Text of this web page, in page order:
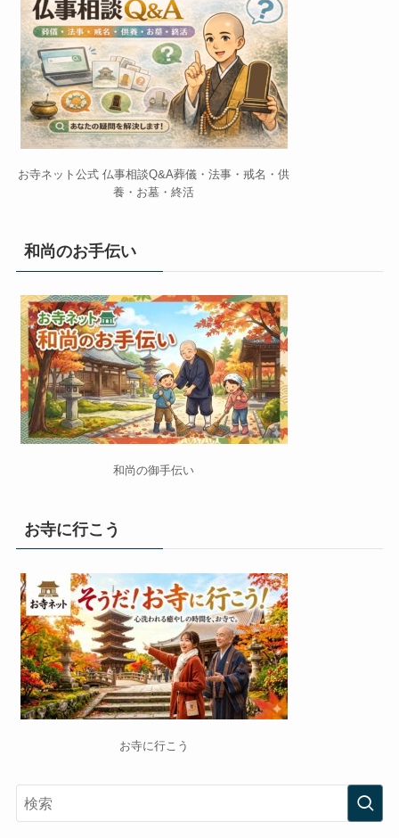
お寺ネット公式 仏事相談Q&A葬儀・法事・戒名・供
養・お墓・終活
和尚のお手伝い
和尚の御手伝い
お寺に行こう
お寺に行こう